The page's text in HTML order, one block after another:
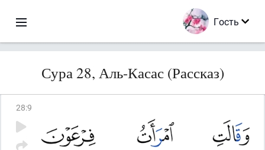
Гость
Сура 28, Аль-Касас (Рассказ)
28:9